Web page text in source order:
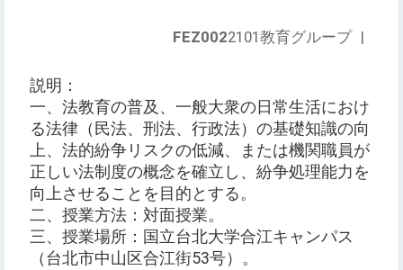
FEZ0022101教育グループ |
説明：
一、法教育の普及、一般大衆の日常生活におけ
る法律（民法、刑法、行政法）の基礎知識の向
上、法的紛争リスクの低減、または機関職員が
正しい法制度の概念を確立し、紛争処理能力を
向上させることを目的とする。
二、授業方法：対面授業。
三、授業場所：国立台北大学合江キャンパス
（台北市中山区合江街53号）。